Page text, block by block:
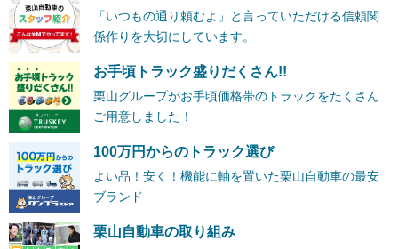
「いつもの通り頼むよ」と言っていただける信頼関
係作りを大切にしています。
お手頃トラック盛りだくさん!!
栗山グループがお手頃価格帯のトラックをたくさん
ご用意しました！
100万円からのトラック選び
よい品！安く！機能に軸を置いた栗山自動車の最安
ブランド
栗山自動車の取り組み